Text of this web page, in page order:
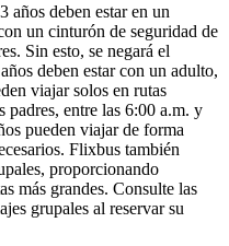
años deben estar en un
un cinturón de seguridad de
Sin esto, se negará el
deben estar con un adulto,
viajar solos en rutas
padres, entre las 6:00 a.m. y
pueden viajar de forma
Flixbus también
proporcionando
más grandes. Consulte las
grupales al reservar su